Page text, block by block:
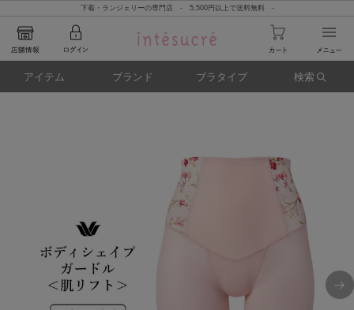
下着・ランジェリーの専門店 - 5,500円以上で送料無料 -
アイテム ブランド ブラタイプ 検索